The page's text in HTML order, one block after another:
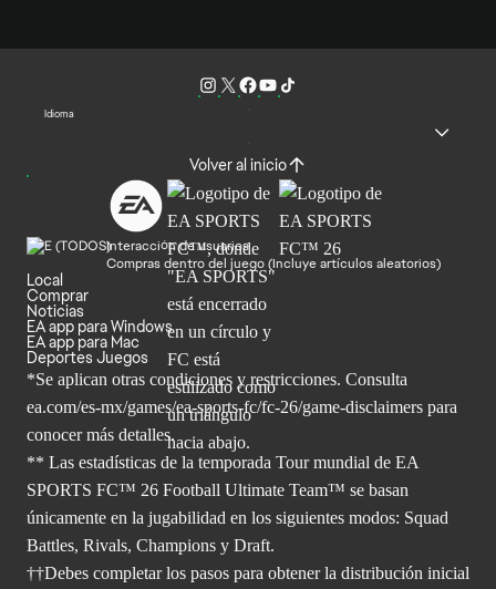
Idioma
Volver al inicio
Interacción de usuarios
Compras dentro del juego (Incluye artículos aleatorios)
Local
Comprar
Noticias
EA app para Windows
EA app para Mac
Deportes Juegos
*Se aplican otras condiciones y restricciones. Consulta
ea.com/es-mx/games/ea-sports-fc/fc-26/game-disclaimers para
conocer más detalles.
** Las estadísticas de la temporada Tour mundial de EA
SPORTS FC™ 26 Football Ultimate Team™ se basan
únicamente en la jugabilidad en los siguientes modos: Squad
Battles, Rivals, Champions y Draft.
††Debes completar los pasos para obtener la distribución inicial